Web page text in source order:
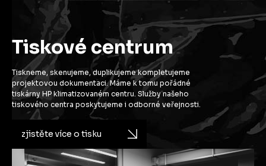
Tiskové centrum
Tiskneme, skenujeme, duplikujeme kompletujeme
projektovou dokumentaci. Máme k tomu pořádné
tiskárny HP klimatizovaném centru. Služby našeho
tiskového centra poskytujeme i odborné veřejnosti.
zjistěte více o tisku